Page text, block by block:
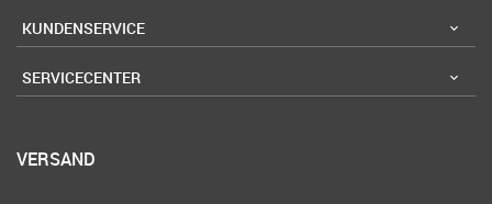
KUNDENSERVICE
SERVICECENTER
VERSAND